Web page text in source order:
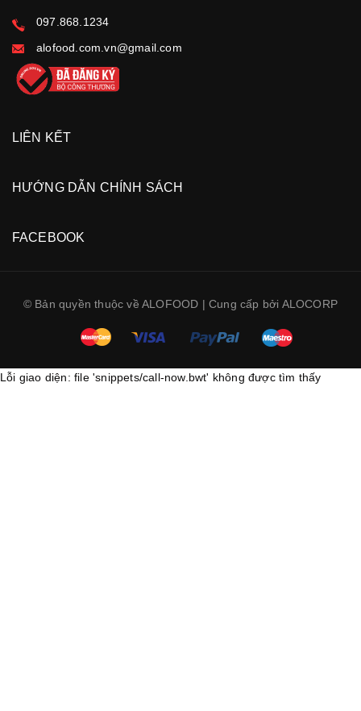
097.868.1234
alofood.com.vn@gmail.com
LIÊN KẾT
HƯỚNG DẪN CHÍNH SÁCH
FACEBOOK
© Bản quyền thuộc về ALOFOOD | Cung cấp bởi ALOCORP
Lỗi giao diện: file 'snippets/call-now.bwt' không được tìm thấy